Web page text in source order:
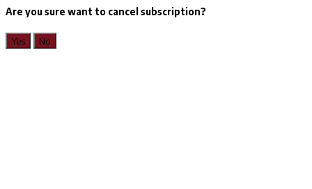
Are you sure want to cancel subscription?
Yes No